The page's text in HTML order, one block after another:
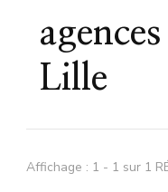
Lille
Affichage : 1 - 1 sur 1